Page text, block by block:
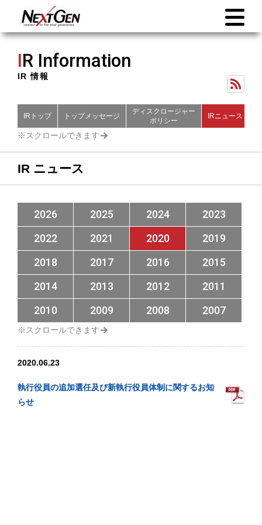
IR Information
IR 情報
IRトップ トップメッセージ
ディスクロージャー
ポリシー
IRニュース
IR ニュース
2026 2025 2024
2023
2022
2021 2020
2019
2018
2017 2016
2015
2014
2013 2012
2011
2010
2009 2008 2007
2020.06.23
執行役員の追加選任及び新執行役員体制に関するお知
らせ